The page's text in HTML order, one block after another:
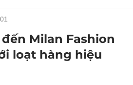
Milan Fashion
loạt hàng hiệu